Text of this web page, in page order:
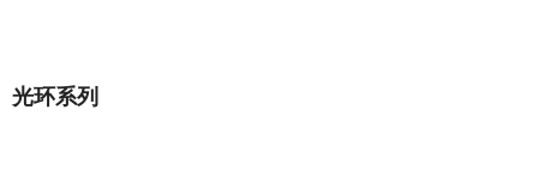
光环系列